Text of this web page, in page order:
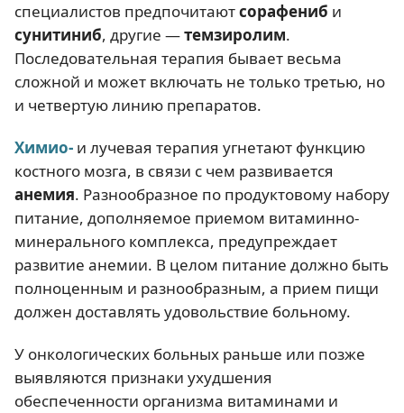
специалистов предпочитаютсорафениб и
сунитиниб, другие —темзиролим.
Последовательная терапия бывает весьма
сложной и может включать не только третью, но
и четвертую линию препаратов.
Химио- и лучевая терапия угнетают функцию
костного мозга, в связи с чем развивается
анемия. Разнообразное по продуктовому набору
питание, дополняемое приемом витаминно-
минерального комплекса, предупреждает
развитие анемии. В целом питание должно быть
полноценным и разнообразным, а прием пищи
должен доставлять удовольствие больному.
У онкологических больных раньше или позже
выявляются признаки ухудшения
обеспеченности организма витаминами и